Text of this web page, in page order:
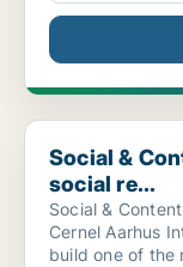
Social & Content
Social &
social re...
Social &
Cernel Aarhus Internship Salary
build one of the